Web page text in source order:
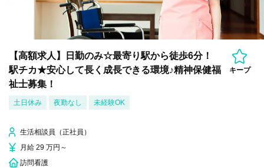
【高額求人】日勤のみ☆最寄り駅から徒歩6分！
駅チカ★安心して長く成長できる環境♪精神保健福
祉士募集！
キープ
土日休み 夜勤なし 未経験OK
生活相談員（正社員）
月給 29 万円～
訪問看護